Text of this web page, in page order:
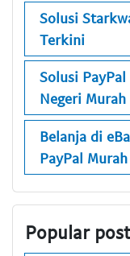
Solusi
Terkini
Solusi
Negeri Murah
Belanja di
PayPal Murah
Popular